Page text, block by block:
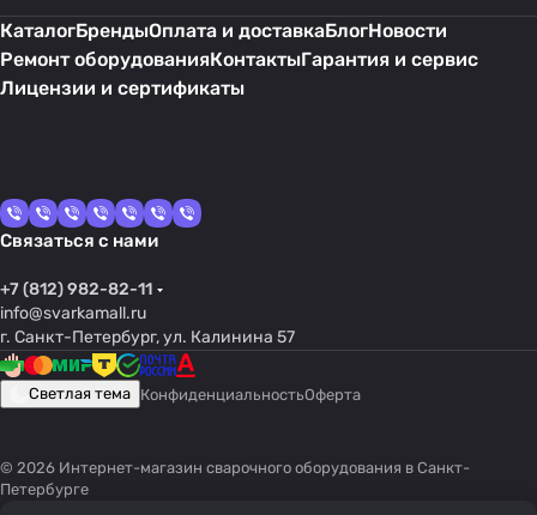
КаталогБрендыОплата и доставкаБлогНовости
Ремонт оборудованияКонтактыГарантия и сервис
Лицензии и сертификаты
Связаться с нами
+7 (812) 982-82-11
info@svarkamall.ru
г. Санкт-Петербург, ул. Калинина 57
Светлая тема КонфиденциальностьОферта
© 2026 Интернет-магазин сварочного оборудования в Санкт-
Петербурге